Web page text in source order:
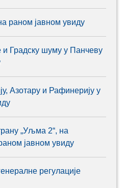
раном јавном увиду
Градску шуму у Панчеву
Азотару и Рафинерију у
„Уљма 2“, на
јавном увиду
регулације